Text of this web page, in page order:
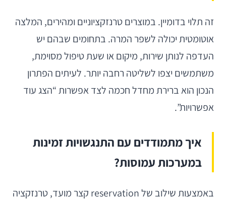
זה תלוי בדומיין. במוצרים טרנזקציוניים ומהירים, המלצה
אוטומטית יכולה לשפר המרה. בתחומים שבהם יש
העדפה לנותן שירות, מיקום או שעת טיפול מסוימת,
משתמשים יצפו לשליטה רחבה יותר. לעיתים הפתרון
הנכון הוא ברירת מחדל חכמה לצד אפשרות “הצג עוד
אפשרויות”.
איך מתמודדים עם התנגשויות זמינות
במערכות עמוסות?
באמצעות שילוב של reservation קצר מועד, טרנזקציה